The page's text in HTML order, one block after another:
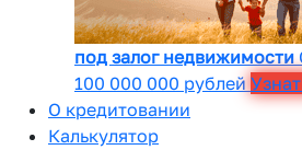
под залог недвижимости
100 000 000 рублей
О кредитовании
Калькулятор